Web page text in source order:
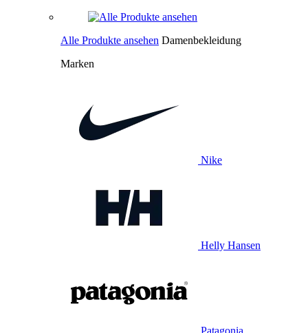
Alle Produkte ansehen Damenbekleidung
Marken
Nike
Helly Hansen
Patagonia